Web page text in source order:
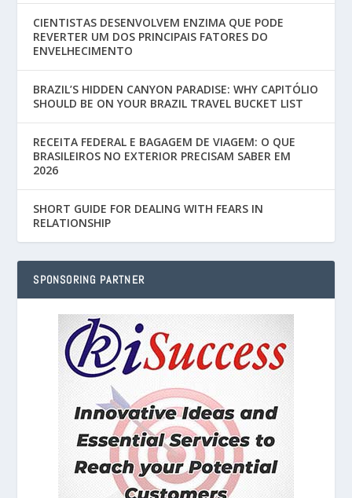
CIENTISTAS DESENVOLVEM ENZIMA QUE PODE
REVERTER UM DOS PRINCIPAIS FATORES DO
ENVELHECIMENTO
BRAZIL’S HIDDEN CANYON PARADISE: WHY CAPITÓLIO
SHOULD BE ON YOUR BRAZIL TRAVEL BUCKET LIST
RECEITA FEDERAL E BAGAGEM DE VIAGEM: O QUE
BRASILEIROS NO EXTERIOR PRECISAM SABER EM
2026
SHORT GUIDE FOR DEALING WITH FEARS IN
RELATIONSHIP
SPONSORING PARTNER